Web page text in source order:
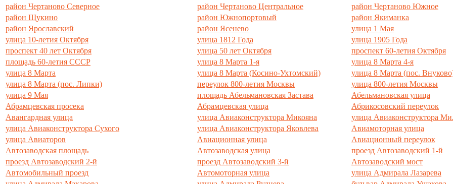
район Чертаново Северное
район Чертаново Центральное
район Чертаново Южное
район Щукино
район Южнопортовый
район Якиманка
район Ярославский
район Ясенево
улица 1 Мая
улица 10-летия Октября
улица 1812 Года
улица 1905 Года
проспект 40 лет Октября
улица 50 лет Октября
проспект 60-летия Октября
площадь 60-летия СССР
улица 8 Марта 1-я
улица 8 Марта 4-я
улица 8 Марта
улица 8 Марта (Косино-Ухтомский)
улица 8 Марта (пос.
улица 8 Марта (пос. Липки)
переулок 800-летия Москвы
улица 800-летия Москвы
улица 9 Мая
площадь Абельмановская Застава
Абельмановская улица
Абрамцевская просека
Абрамцевская улица
Абрикосовский переулок
Авангардная улица
улица Авиаконструктора Микояна
улица Авиаконструктора
улица Авиаконструктора Сухого
улица Авиаконструктора Яковлева
Авиамоторная улица
улица Авиаторов
Авиационная улица
Авиационный переулок
Автозаводская площадь
Автозаводская улица
проезд Автозаводский 1-й
проезд Автозаводский 2-й
проезд Автозаводский 3-й
Автозаводский мост
Автомобильный проезд
Автомоторная улица
улица Адмирала Лазарева